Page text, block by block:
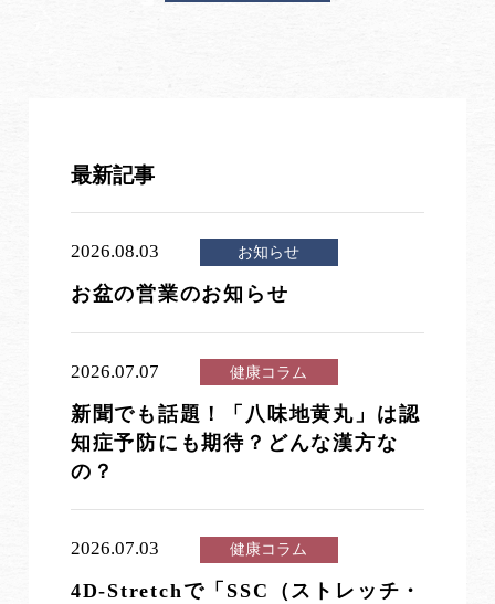
最新記事
2026.08.03 お知らせ
お盆の営業のお知らせ
2026.07.07 健康コラム
新聞でも話題！「八味地黄丸」は認
知症予防にも期待？どんな漢方な
の？
2026.07.03 健康コラム
4D-Stretchで「SSC（ストレッチ・